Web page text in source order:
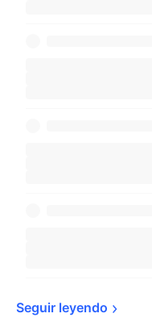
Seguir leyendo